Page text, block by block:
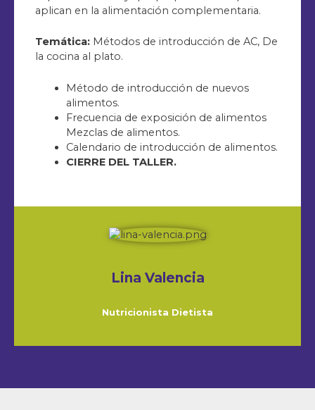
aplican en la alimentación complementaria.
Temática: Métodos de introducción de AC, De
la cocina al plato.
Método de introducción de nuevos
alimentos.
Frecuencia de exposición de alimentos
Mezclas de alimentos.
Calendario de introducción de alimentos.
CIERRE DEL TALLER.
Lina Valencia
Nutricionista Dietista